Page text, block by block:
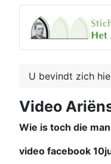
U bevindt zich
Video
Wie is toch die
video facebook